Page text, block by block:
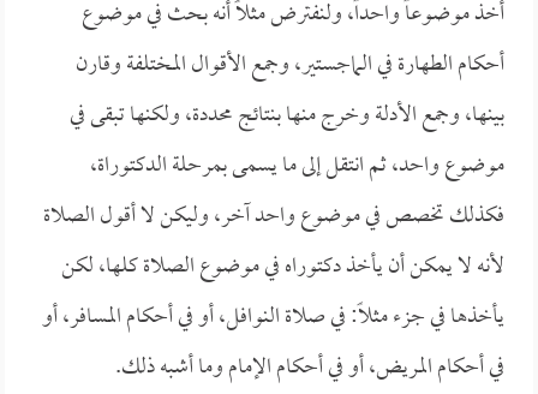
أخذ موضوعاً واحداً، ولنفترض مثلاً أنه بحث في موضوع
أحكام الطهارة في الماجستير، وجمع الأقوال المختلفة وقارن
بينها، وجمع الأدلة وخرج منها بنتائج محددة، ولكنها تبقى في
موضوع واحد، ثم انتقل إلى ما يسمى بمرحلة الدكتوراة،
فكذلك تخصص في موضوع واحد آخر، وليكن لا أقول الصلاة
لأنه لا يمكن أن يأخذ دكتوراه في موضوع الصلاة كلها، لكن
يأخذها في جزء مثلاً: في صلاة النوافل، أو في أحكام المسافر، أو
في أحكام المريض، أو في أحكام الإمام وما أشبه ذلك.